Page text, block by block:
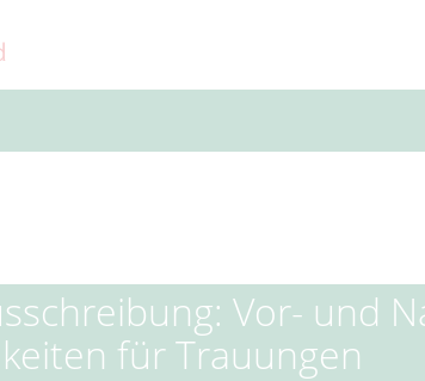
Vor- und
für Trauungen